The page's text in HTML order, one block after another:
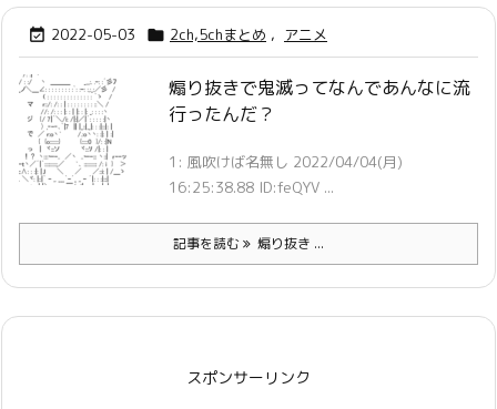
 2022-05-03  2ch,5chまとめ , アニメ
煽り抜きで鬼滅ってなんであんなに流
行ったんだ？
1: 風吹けば名無し 2022/04/04(月)
16:25:38.88 ID:feQYV ...
記事を読む 煽り抜き ...
スポンサーリンク